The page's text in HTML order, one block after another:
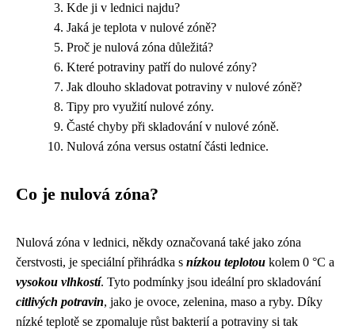
Kde ji v lednici najdu?
Jaká je teplota v nulové zóně?
Proč je nulová zóna důležitá?
Které potraviny patří do nulové zóny?
Jak dlouho skladovat potraviny v nulové zóně?
Tipy pro využití nulové zóny.
Časté chyby při skladování v nulové zóně.
Nulová zóna versus ostatní části lednice.
Co je nulová zóna?
Nulová zóna v lednici, někdy označovaná také jako zóna
čerstvosti, je speciální přihrádka s nízkou teplotou kolem 0 °C a
vysokou vlhkostí. Tyto podmínky jsou ideální pro skladování
citlivých potravin, jako je ovoce, zelenina, maso a ryby. Díky
nízké teplotě se zpomaluje růst bakterií a potraviny si tak